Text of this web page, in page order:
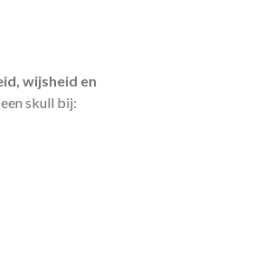
wijsheid en
skull bij: